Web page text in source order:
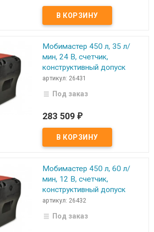
Мобимастер 450 л, 35 л/
мин, 24 В, счетчик,
конструктивный допуск
артикул: 26431
Под заказ
283 509 ₽
Мобимастер 450 л, 60 л/
мин, 12 В, счетчик,
конструктивный допуск
артикул: 26432
Под заказ